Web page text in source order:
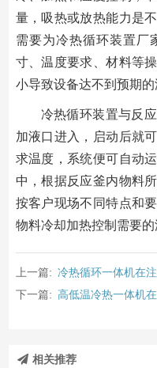
量，吸热或放热能力是
需要为冷热循环装置厂
寸、温度要求、材料等
小导致设备达不到预期的
冷热循环装置与反
加液口进入，启动后就
求温度，系统便可自动
中，根据反应釜内物料
按客户现场不同特点和
物料冷却加热控制需要的
上一篇: 冷热循环一体机在
下一篇: 高低温冷热一体机
相关推荐